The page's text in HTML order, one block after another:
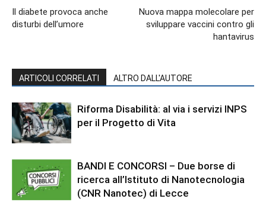
Il diabete provoca anche
disturbi dell’umore
Nuova mappa molecolare per
sviluppare vaccini contro gli
hantavirus
ARTICOLI CORRELATI ALTRO DALL'AUTORE
Riforma Disabilità: al via i servizi INPS
per il Progetto di Vita
BANDI E CONCORSI – Due borse di
ricerca all’Istituto di Nanotecnologia
(CNR Nanotec) di Lecce